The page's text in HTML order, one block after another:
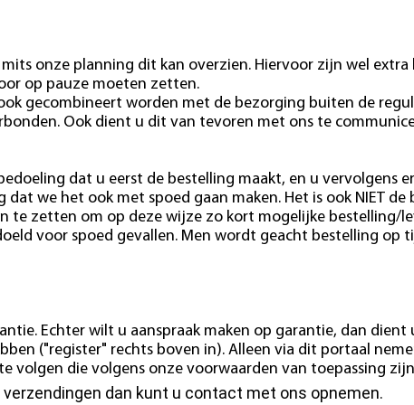
onze planning dit kan overzien. Hiervoor zijn wel
op pauze moeten zetten.
gecombineert worden met de bezorging buiten de
Ook dient u dit van tevoren met ons te
dat u eerst de bestelling maakt, en u vervolgens
we het ook met spoed gaan maken. Het is ook NIET de
te zetten om op deze wijze zo kort mogelijke bestelling/
voor spoed gevallen. Men wordt geacht bestelling op
Echter wilt u aanspraak maken op garantie, dan dient
("register" rechts boven in). Alleen via dit portaal
volgen die volgens onze voorwaarden van toepassing
dan kunt u contact met ons opnemen.